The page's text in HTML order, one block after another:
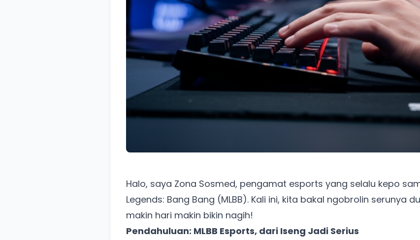
Halo, saya Zona Sosmed, pengamat esports yang selalu kepo
Legends: Bang Bang (MLBB). Kali ini, kita bakal ngobrolin serunya
makin hari makin bikin nagih!
Pendahuluan: MLBB Esports, dari Iseng Jadi Serius